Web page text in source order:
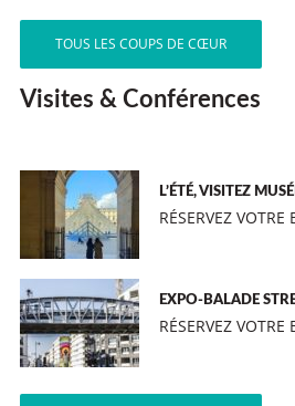
TOUS LES COUPS DE CŒUR
Visites & Conférences
L’ÉTÉ, VISITEZ
RÉSERVEZ VOTRE
EXPO-BALADE
RÉSERVEZ VOTRE